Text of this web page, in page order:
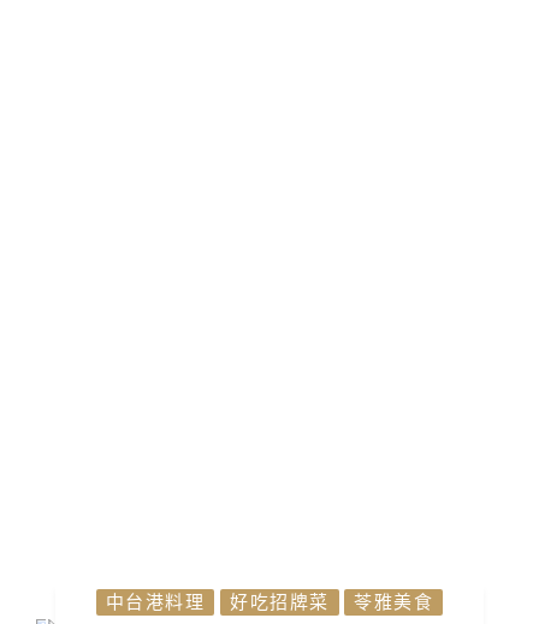
中台港料理 好吃招牌菜 苓雅美食